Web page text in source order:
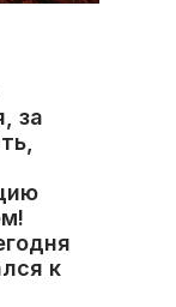
за
к